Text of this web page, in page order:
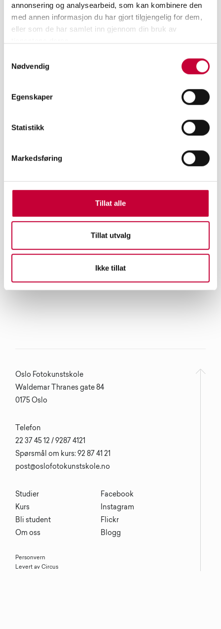
annonsering og analysearbeid, som kan kombinere den
med annen informasjon du har gjort tilgjengelig for dem,
eller som de har samlet inn gjennom din bruk av
Nødvendig
Egenskaper
Statistikk
Markedsføring
Tillat alle
Tillat utvalg
Ikke tillat
Oslo Fotokunstskole
Waldemar Thranes gate 84
0175 Oslo
Studier
Kurs
Bli student
Om oss
Telefon
22 37 45 12 / 9287 4121
Spørsmål om kurs: 92 87 41 21
post@oslofotokunstskole.no
Facebook
Instagram
Flickr
Blogg
Personvern
Levert av Circus